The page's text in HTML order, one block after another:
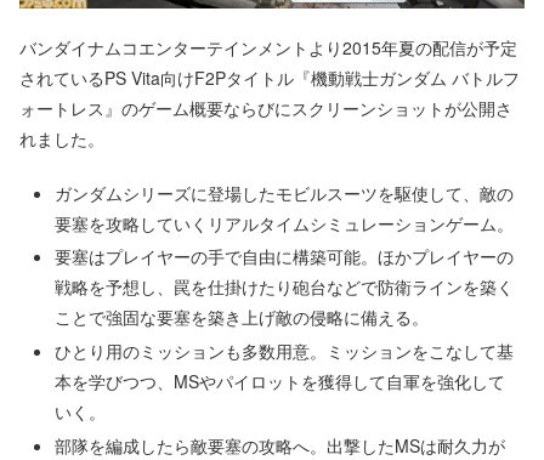
バンダイナムコエンターテインメントより2015年夏の配信が予定
されているPS Vita向けF2Pタイトル『機動戦士ガンダム バトルフ
ォートレス』のゲーム概要ならびにスクリーンショットが公開さ
れました。
ガンダムシリーズに登場したモビルスーツを駆使して、敵の
要塞を攻略していくリアルタイムシミュレーションゲーム。
要塞はプレイヤーの手で自由に構築可能。ほかプレイヤーの
戦略を予想し、罠を仕掛けたり砲台などで防衛ラインを築く
ことで強固な要塞を築き上げ敵の侵略に備える。
ひとり用のミッションも多数用意。ミッションをこなして基
本を学びつつ、MSやパイロットを獲得して自軍を強化して
いく。
部隊を編成したら敵要塞の攻略へ。出撃したMSは耐久力が